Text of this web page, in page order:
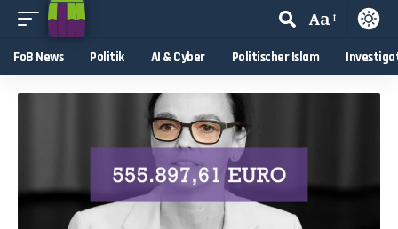
Aa
FoB News Politik AI & Cyber Politischer Islam